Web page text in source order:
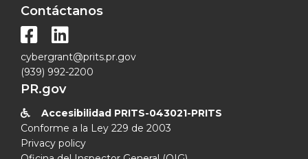
Contáctanos
 
cybergrant@prits.pr.gov
(939) 992-2200
PR.gov

Accesibilidad PRITS-043021-PRITS
Conforme a la Ley 229 de 2003
Privacy policy